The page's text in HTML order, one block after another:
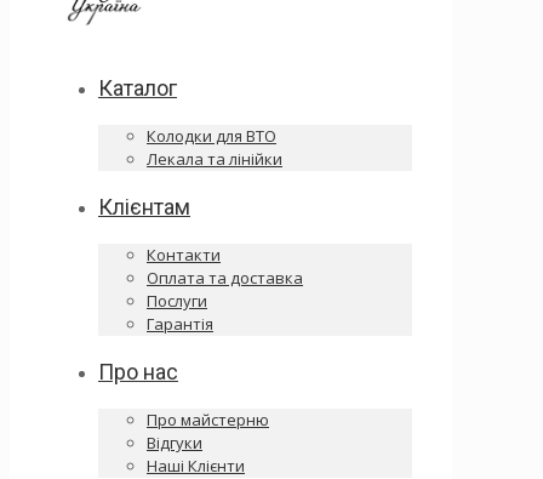
Каталог
Колодки для ВТО
Лекала та лінійки
Клієнтам
Контакти
Оплата та доставка
Послуги
Гарантія
Про нас
Про майстерню
Відгуки
Наші Клієнти